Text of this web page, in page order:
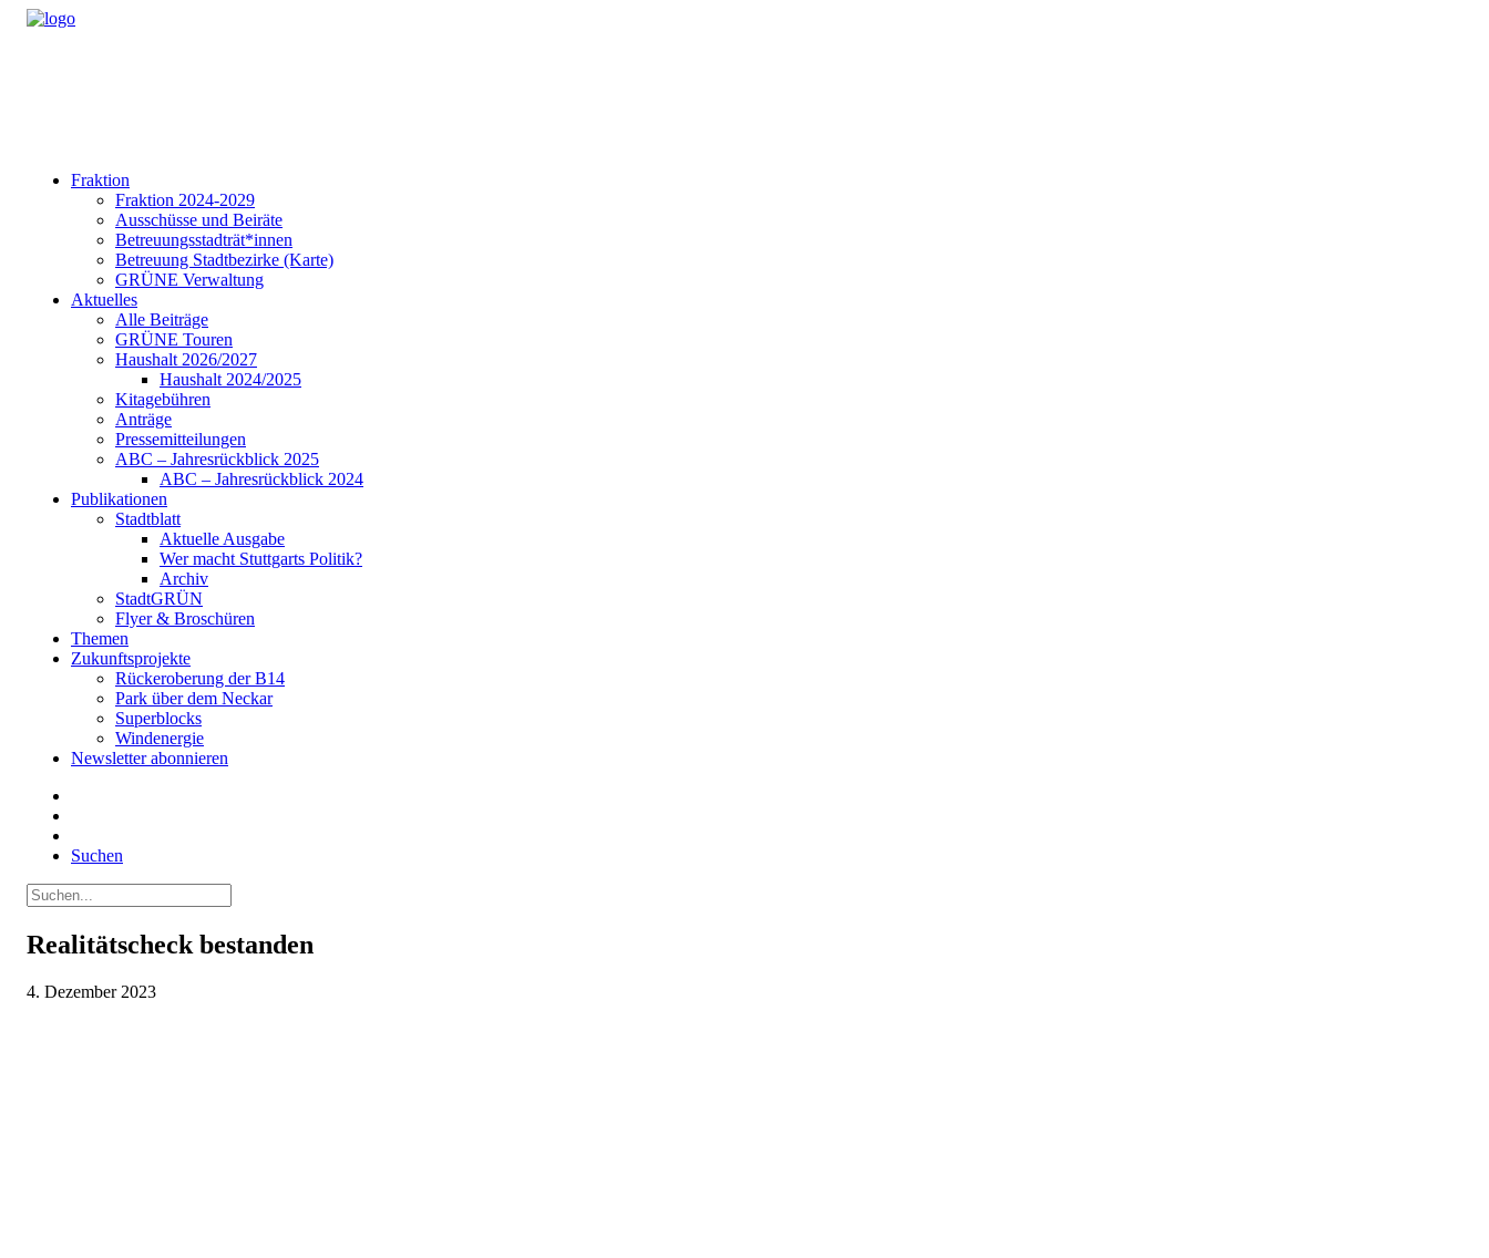
Fraktion
Fraktion 2024-2029
Ausschüsse und Beiräte
Betreuungsstadträt*innen
Betreuung Stadtbezirke (Karte)
GRÜNE Verwaltung
Aktuelles
Alle Beiträge
GRÜNE Touren
Haushalt 2026/2027
Haushalt 2024/2025
Kitagebühren
Anträge
Pressemitteilungen
ABC – Jahresrückblick 2025
ABC – Jahresrückblick 2024
Publikationen
Stadtblatt
Aktuelle Ausgabe
Wer macht Stuttgarts Politik?
Archiv
StadtGRÜN
Flyer & Broschüren
Themen
Zukunftsprojekte
Rückeroberung der B14
Park über dem Neckar
Superblocks
Windenergie
Newsletter abonnieren
Suchen
Realitätscheck bestanden
4. Dezember 2023